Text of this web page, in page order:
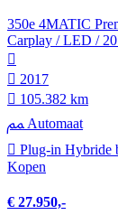
350e 4MATIC
Carplay / LED /
2017
105.382 km
Automaat
Plug-in Hybride
Kopen
€ 27.950,-